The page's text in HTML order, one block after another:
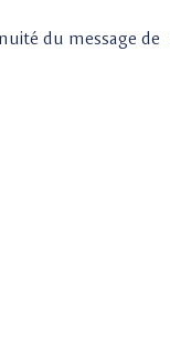
du message de